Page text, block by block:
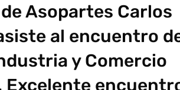
Asopartes Carlos
al encuentro
y Comercio
Excelente